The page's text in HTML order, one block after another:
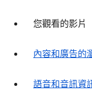
您觀看的影片
內容和廣告的
語音和音訊資